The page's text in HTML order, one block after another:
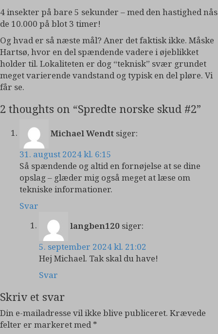
4 insekter på bare 5 sekunder – med den hastighed nås
de 10.000 på blot 3 timer!
Og hvad er så næste mål? Aner det faktisk ikke. Måske
Hartsø, hvor en del spændende vadere i øjeblikket
holder til. Lokaliteten er dog “teknisk” svær grundet
meget varierende vandstand og typisk en del pløre. Vi
får se.
2 thoughts on “Spredte norske skud #2”
Michael Wendt siger:
31. august 2024 kl. 6:15
Så spændende og altid en fornøjelse at se dine
opslag – glæder mig også meget at læse om
tekniske informationer.
Svar
langben120 siger:
5. september 2024 kl. 21:02
Hej Michael. Tak skal du have!
Svar
Skriv et svar
Din e-mailadresse vil ikke blive publiceret. Krævede
felter er markeret med *